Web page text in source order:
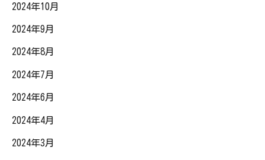
2024年10月
2024年9月
2024年8月
2024年7月
2024年6月
2024年4月
2024年3月